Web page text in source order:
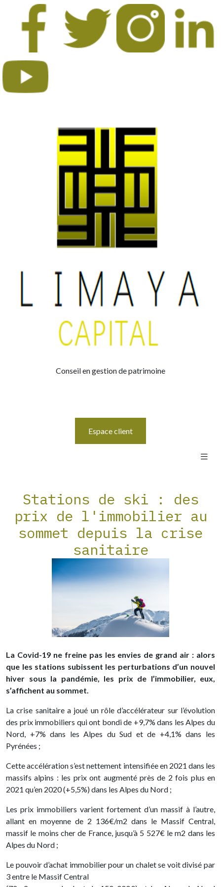
Conseil en gestion de patrimoine
Espace client
Stations de ski : des
prix de l'immobilier au
sommet depuis la crise
sanitaire
La Covid-19 ne freine pas les envies de grand air : alors
que les stations subissent les perturbations d’un nouvel
hiver sous la pandémie, les prix de l’immobilier, eux,
s’affichent au sommet.
La crise sanitaire a joué un rôle d’accélérateur sur l’évolution
des prix immobiliers qui ont bondi de +9,7% dans les Alpes du
Nord, +7% dans les Alpes du Sud et de +4,1% dans les
Pyrénées ;
Cette accélération s’est nettement intensifiée en 2021 dans les
massifs alpins : les prix ont augmenté près de 2 fois plus en
2021 qu’en 2020 (+5,5%) dans les Alpes du Nord ;
Les prix immobiliers varient fortement d’un massif à l’autre,
allant en moyenne de 2 136€/m2 dans le Massif Central,
massif le moins cher de France, jusqu’à 5 527€ le m2 dans les
Alpes du Nord ;
Le pouvoir d’achat immobilier pour un chalet se voit divisé par
3 entre le Massif Central